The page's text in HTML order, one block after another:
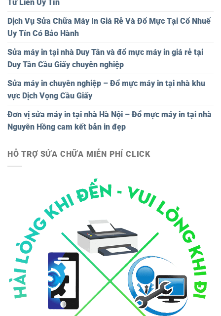
Từ Liên Uy Tín
Dịch Vụ Sửa Chữa Máy In Giá Rẻ Và Đổ Mực Tại Cổ Nhuế
Uy Tín Có Bảo Hành
Sửa máy in tại nhà Duy Tân và đổ mực máy in giá rẻ tại
Duy Tân Cầu Giấy chuyên nghiệp
Sửa máy in chuyên nghiệp – Đổ mực máy in tại nhà khu
vực Dịch Vọng Cầu Giấy
Đơn vị sửa máy in tại nhà Hà Nội – Đổ mực máy in tại nhà
Nguyên Hồng cam kết bản in đẹp
HỖ TRỢ SỬA CHỮA MIỄN PHÍ CLICK